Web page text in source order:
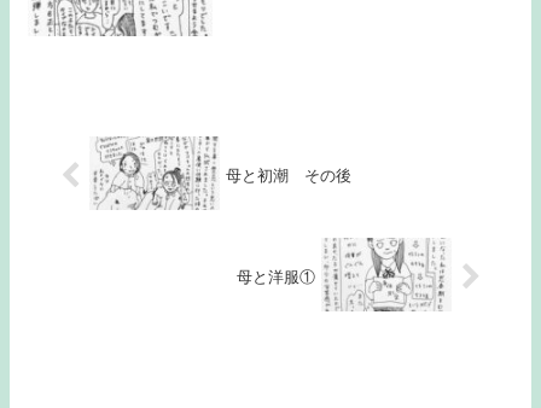
母と初潮 その後
母と洋服①